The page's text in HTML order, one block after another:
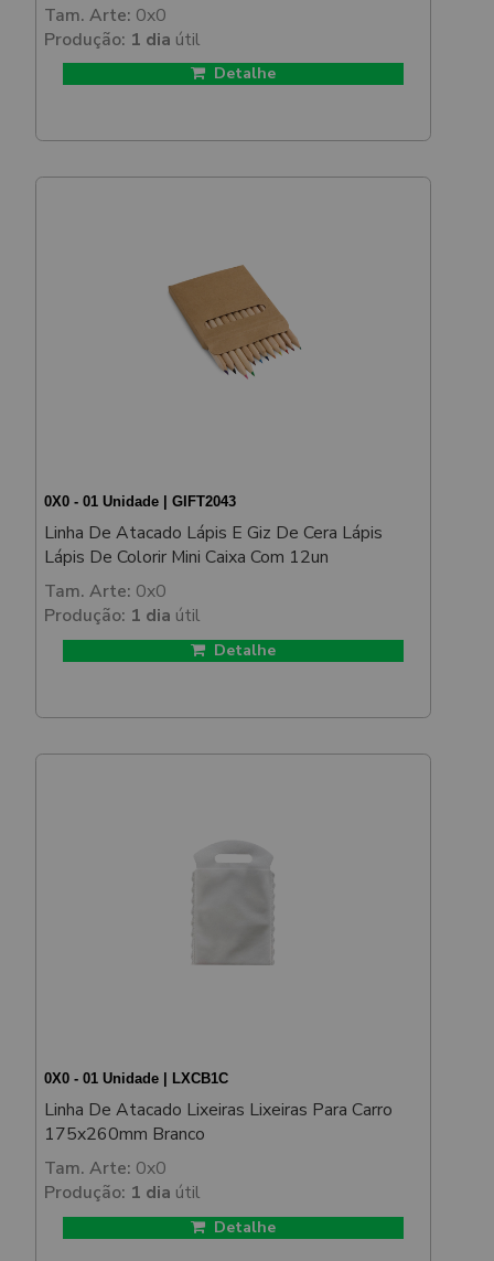
Tam. Arte: 0x0
Produção: 1 dia útil
Detalhe
0X0 - 01 Unidade | GIFT2043
Linha De Atacado Lápis E Giz De Cera Lápis
Lápis De Colorir Mini Caixa Com 12un
Tam. Arte: 0x0
Produção: 1 dia útil
Detalhe
0X0 - 01 Unidade | LXCB1C
Linha De Atacado Lixeiras Lixeiras Para Carro
175x260mm Branco
Tam. Arte: 0x0
Produção: 1 dia útil
Detalhe